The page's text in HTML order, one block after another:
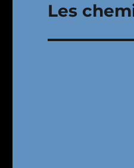
Publication
Les